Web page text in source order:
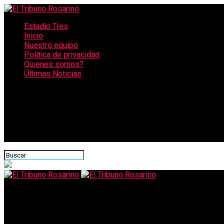
Estadio Tres
Inicio
Nuestro equipo
Política de privacidad
Quienes somos?
Últimas Noticias